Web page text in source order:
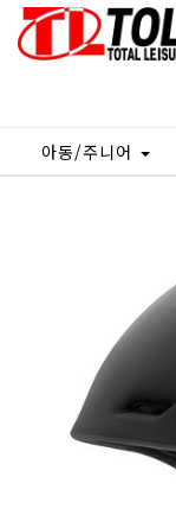
아동/주니어
Home 아동/주니어